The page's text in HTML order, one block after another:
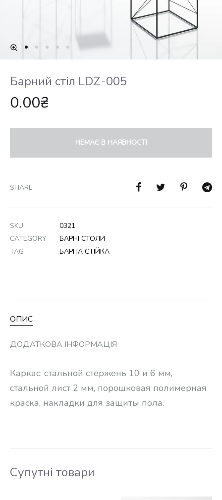
Барний стіл LDZ-005
0.00₴
НЕМАЄ В НАЯВНОСТІ
SHARE
SKU
0321
CATEGORY
БАРНІ СТОЛИ
TAG
БАРНА СТІЙКА
ОПИС
ДОДАТКОВА ІНФОРМАЦІЯ
Каркас: стальной стержень 10 и 6 мм,
стальной лист 2 мм, порошковая полимерная
краска, накладки для защиты пола.
Супутні товари